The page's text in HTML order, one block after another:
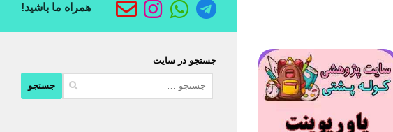
همراه ما باشید!
جستجو در سایت